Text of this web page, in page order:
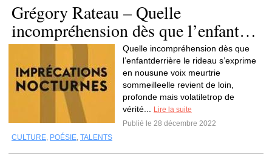
Grégory Rateau – Quelle
incompréhension dès que l’enfant…
Quelle incompréhension dès que
l’enfantderrière le rideau s’exprime
en nousune voix meurtrie
sommeilleelle revient de loin,
profonde mais volatiletrop de
vérité...
Lire la suite
Publié le 28 décembre 2022
CULTURE, POÉSIE, TALENTS